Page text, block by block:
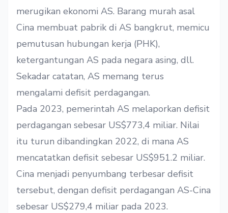
merugikan ekonomi AS. Barang murah asal
Cina membuat pabrik di AS bangkrut, memicu
pemutusan hubungan kerja (PHK),
ketergantungan AS pada negara asing, dll.
Sekadar catatan, AS memang terus
mengalami defisit perdagangan.
Pada 2023, pemerintah AS melaporkan defisit
perdagangan sebesar US$773,4 miliar. Nilai
itu turun dibandingkan 2022, di mana AS
mencatatkan defisit sebesar US$951.2 miliar.
Cina menjadi penyumbang terbesar defisit
tersebut, dengan defisit perdagangan AS-Cina
sebesar US$279,4 miliar pada 2023.